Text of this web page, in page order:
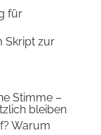
für
Skript zur
Stimme –
bleiben
Warum